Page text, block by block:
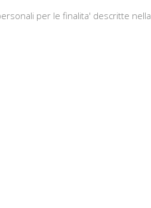
per le finalita' descritte nella